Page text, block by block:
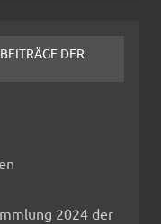
DER
2024 der